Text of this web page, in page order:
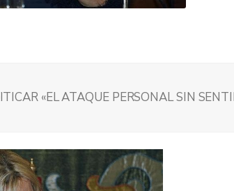
«EL ATAQUE PERSONAL SIN